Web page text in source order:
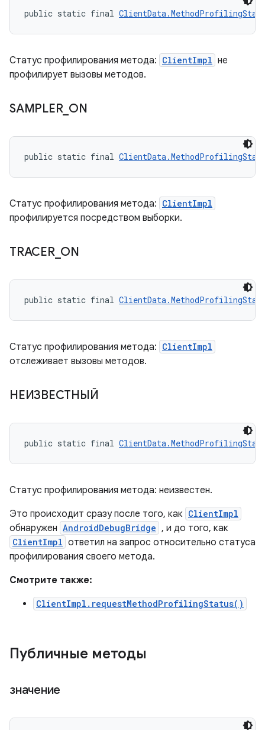
public static final
Статус профилирования метода: ClientImpl не
профилирует вызовы методов.
SAMPLER_ ON
public static final
Статус профилирования метода: ClientImpl
профилируется посредством выборки.
TRACER_ ON
public static final
Статус профилирования метода: ClientImpl
отслеживает вызовы методов.
НЕИЗВЕСТНЫЙ
public static final
Статус профилирования метода: неизвестен.
Это происходит сразу после того, как ClientImpl
обнаружен AndroidDebugBridge , и до того, как
ClientImpl ответил на запрос относительно статуса
профилирования своего метода.
Смотрите также:
ClientImpl.requestMethodProfilingStatus()
Публичные методы
значение